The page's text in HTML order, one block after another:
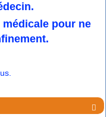
pour ne
